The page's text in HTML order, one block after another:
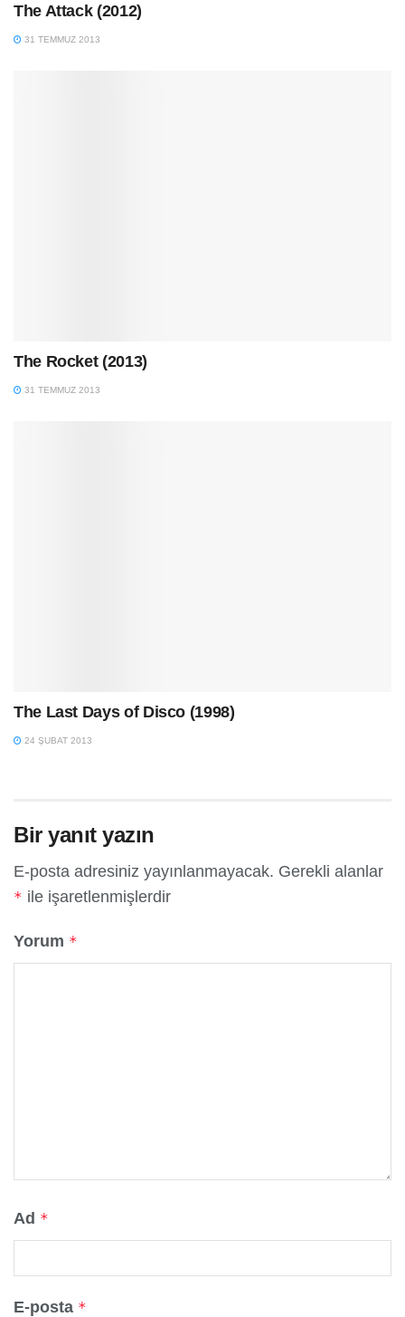
The Attack (2012)
31 TEMMUZ 2013
The Rocket (2013)
31 TEMMUZ 2013
The Last Days of Disco (1998)
24 ŞUBAT 2013
Bir yanıt yazın
E-posta adresiniz yayınlanmayacak. Gerekli alanlar
* ile işaretlenmişlerdir
Yorum *
Ad *
E-posta *